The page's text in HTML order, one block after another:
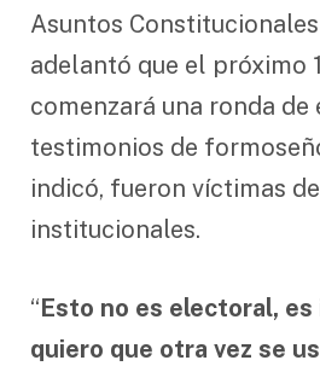
Asuntos
adelantó que el próximo
comenzará una ronda de
testimonios de
indicó, fueron víctimas
institucionales.
“Esto no es electoral,
quiero que otra vez se